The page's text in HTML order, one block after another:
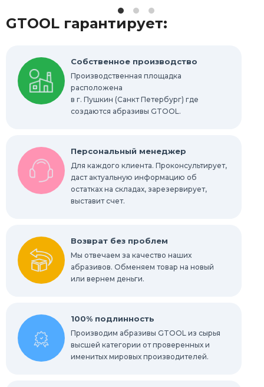
Шлифовальные гильзы
Шлифовальные абразивные губки, бруски
Радиальные шлифовальные круги
Конволютные круги
Абразивы для обработки труднодоступных
мест
GTOOL гарантирует:
Собственное производство
Производственная площадка
расположена
в г. Пушкин (Санкт Петербург) где
создаются абразивы GTOOL.
Персональный менеджер
Для каждого клиента. Проконсультирует,
даст актуальную информацию об
остатках на складах, зарезервирует,
выставит счет.
Возврат без проблем
Мы отвечаем за качество наших
абразивов. Обменяем товар на новый
или вернем деньги.
100% подлинность
Производим абразивы GTOOL из сырья
высшей категории от проверенных и
именитых мировых производителей.